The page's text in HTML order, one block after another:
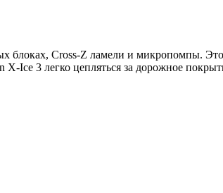
блоках, Cross-Z ламели и микропомпы.
3 легко цепляться за дорожное